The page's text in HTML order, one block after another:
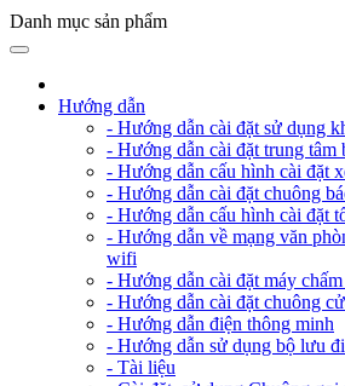
Danh mục sản phẩm
Hướng dẫn
- Hướng dẫn cài đặt sử dụng
- Hướng dẫn cài đặt trung tâm
- Hướng dẫn cấu hình cài đặt
- Hướng dẫn cài đặt chuông
- Hướng dẫn cấu hình cài đặt
- Hướng dẫn về mạng văn
wifi
- Hướng dẫn cài đặt máy
- Hướng dẫn cài đặt chuông
- Hướng dẫn điện thông minh
- Hướng dẫn sử dụng bộ lưu
- Tài liệu